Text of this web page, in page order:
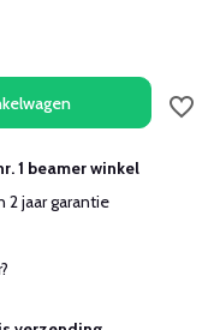
1 beamer winkel
2 jaar garantie